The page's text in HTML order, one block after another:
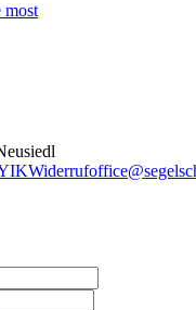
most
Widerruf